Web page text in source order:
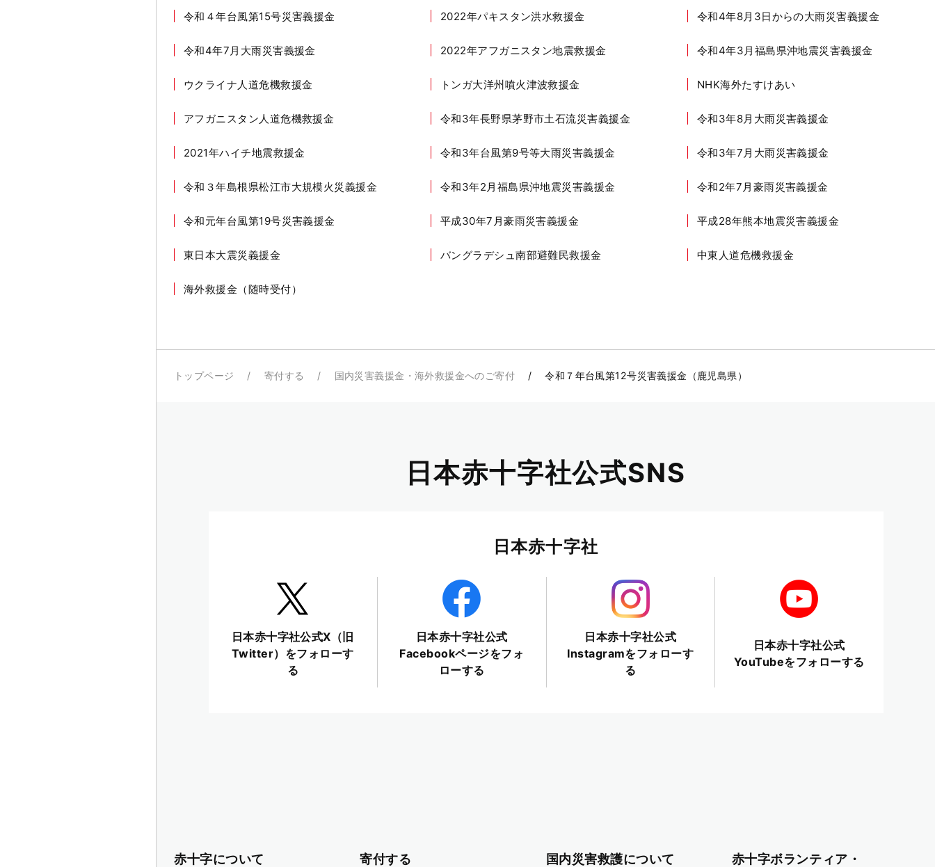
令和４年台風第15号災害義援金 2022年パキスタン洪水救援金 令和4年8月3日からの大雨災害義援金
令和4年7月大雨災害義援金 2022年アフガニスタン地震救援金 令和4年3月福島県沖地震災害義援金
ウクライナ人道危機救援金 トンガ大洋州噴火津波救援金 NHK海外たすけあい
アフガニスタン人道危機救援金 令和3年長野県茅野市土石流災害義援金 令和3年8月大雨災害義援金
2021年ハイチ地震救援金 令和3年台風第9号等大雨災害義援金 令和3年7月大雨災害義援金
令和３年島根県松江市大規模火災義援金 令和3年2月福島県沖地震災害義援金 令和2年7月豪雨災害義援金
令和元年台風第19号災害義援金 平成30年7月豪雨災害義援金 平成28年熊本地震災害義援金
東日本大震災義援金 バングラデシュ南部避難民救援金 中東人道危機救援金
海外救援金（随時受付）
トップページ 寄付する 国内災害義援金・海外救援金へのご寄付 令和７年台風第12号災害義援金（鹿児島県）
日本赤十字社公式SNS
日本赤十字社
日本赤十字社公式X（旧
Twitter）をフォローす
る
日本赤十字社公式
Facebookページをフォ
ローする
日本赤十字社公式
Instagramをフォローす
る
日本赤十字社公式
YouTubeをフォローする
赤十字について 寄付する 国内災害救護について
赤十字ボランティア・